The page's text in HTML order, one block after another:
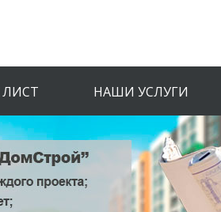
ЛИСТ НАШИ УСЛУГИ